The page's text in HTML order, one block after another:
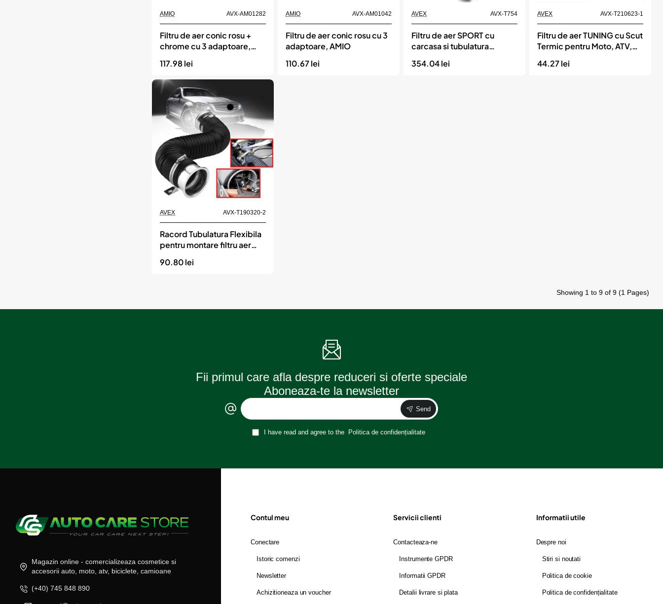
Momentan indisponibil
AMIO AVX-AM01282
Filtru de aer conic rosu +
chrome cu 3 adaptoare,
117.98 lei
Momentan indisponibil
AMIO AVX-AM01042
Filtru de aer conic rosu cu 3
adaptoare, AMIO
110.67 lei
Momentan indisponibil
AVEX AVX-T754
Filtru de aer SPORT cu
carcasa si tubulatura
354.04 lei
Momentan indisponibil
AVEX AVX-T210623-1
Filtru de aer TUNING cu Scut
Termic pentru Moto, ATV,
44.27 lei
Momentan indisponibil
AVEX AVX-T190320-2
Racord Tubulatura Flexibila
pentru montare filtru aer
90.80 lei
Showing 1 to 9 of 9 (1 Pages)
Fii primul care afla despre reduceri si oferte speciale
Aboneaza-te la newsletter
Send
I have read and agree to the Politica de confidențialitate
Magazin online - comercializeaza cosmetice si
accesorii auto, moto, atv, biciclete, camioane
(+40) 745 848 890
Contul meu
Conectare
Istoric comenzi
Newsletter
Achizitioneaza un voucher
Servicii clienti
Contacteaza-ne
Instrumente GPDR
Informatii GPDR
Detalii livrare si plata
Informatii utile
Despre noi
Stiri si noutati
Politica de cookie
Politica de confidențialitate